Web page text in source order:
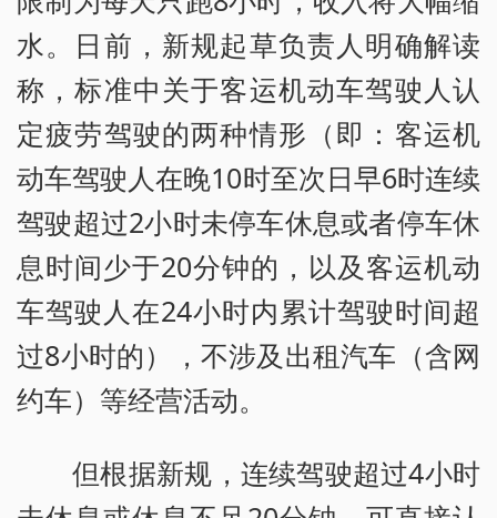
水。日前，新规起草负责人明确解读
称，标准中关于客运机动车驾驶人认
定疲劳驾驶的两种情形（即：客运机
动车驾驶人在晚10时至次日早6时连续
驾驶超过2小时未停车休息或者停车休
息时间少于20分钟的，以及客运机动
车驾驶人在24小时内累计驾驶时间超
过8小时的），不涉及出租汽车（含网
约车）等经营活动。
但根据新规，连续驾驶超过4小时